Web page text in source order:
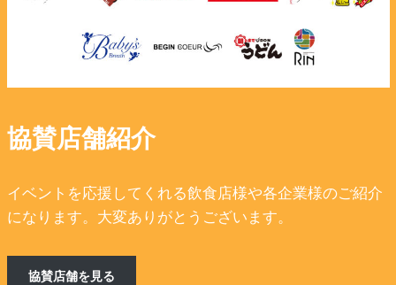
協賛店舗紹介
イベントを応援してくれる飲食店様や各企業様のご紹介
になります。大変ありがとうございます。
協賛店舗を見る